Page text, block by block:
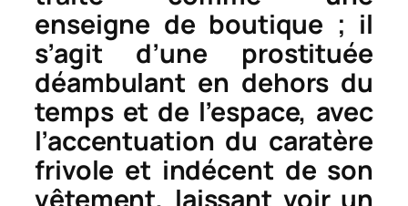
enseigne de boutique ; il
s’agit d’une prostituée
déambulant en dehors du
temps et de l’espace, avec
l’accentuation du caratère
frivole et indécent de son